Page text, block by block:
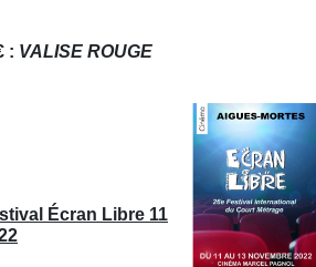
: VALISE ROUGE
Écran Libre 11